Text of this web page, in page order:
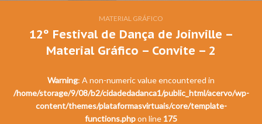
MATERIAL GRÁFICO
12º Festival de Dança de Joinville –
Material Gráfico – Convite – 2
Warning: A non-numeric value encountered in
/home/storage/9/08/b2/cidadedadanca1/public_html/acervo/wp-
content/themes/plataformasvirtuais/core/template-
functions.phpon line 175